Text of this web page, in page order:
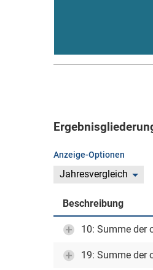
Anzeige-Optionen
Jahresvergleich
Beschreibung
10: Summe der
19: Summe der